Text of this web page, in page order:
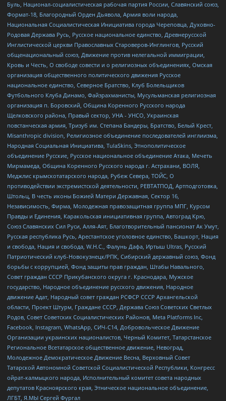
Буль, Национал-социалистическая рабочая партия России, Славянский союз,
Формат-18, Благородный Орден Дьявола, Армия воли народа,
Национальная Социалистическая Инициатива города Череповца, Духовно-
Родовая Держава Русь, Русское национальное единство, Древнерусской
Инглистической церкви Православных Староверов-Инглингов, Русский
общенациональный союз, Движение против нелегальной иммиграции,
Кровь и Честь, О свободе совести и о религиозных объединениях, Омская
организация общественного политического движения Русское
национальное единство, Северное Братство, Клуб Болельщиков
Футбольного Клуба Динамо, Файзрахманисты, Мусульманская религиозная
организация п. Боровский, Община Коренного Русского народа
Щелковского района, Правый сектор, УНА - УНСО, Украинская
повстанческая армия, Тризуб им. Степана Бандеры, Братство, Белый Крест,
Misanthropic division, Религиозное объединение последователей инглиизма,
Народная Социальная Инициатива, TulaSkins, Этнополитическое
объединение Русские, Русское национальное объединение Атака, Мечеть
Мирмамеда, Община Коренного Русского народа г. Астрахани, ВОЛЯ,
Меджлис крымскотатарского народа, Рубеж Севера, ТОЙС, О
противодействии экстремистской деятельности, РЕВТАТПОД, Артподготовка,
Штольц, В честь иконы Божией Матери Державная, Сектор 16,
Независимость, Фирма, Молодежная правозащитная группа МПГ, Курсом
Правды и Единения, Каракольская инициативная группа, Автоград Крю,
Союз Славянских Сил Руси, Алля-Аят, Благотворительный пансионат Ак Умут,
Русская республика Русь, Арестантское уголовное единство, Башкорт, Нация
и свобода, Нация и свобода, W.H.С., Фалунь Дафа, Иртыш Ultras, Русский
Патриотический клуб-Новокузнецк/РПК, Сибирский державный союз, Фонд
борьбы с коррупцией, Фонд защиты прав граждан, Штабы Навального,
Совет граждан СССР Прикубанского округа г. Краснодара, Мужское
государство, Народное объединение русского движения, Народное
движение Адат, Народный совет граждан РСФСР СССР Архангельской
области, Проект Штурм, Граждане СССР, Держава Союз Советских Светлых
Родов, Совет Советских Социалистических Районов, Meta Platforms Inc,
Facebook, Instagram, WhatsApp, СИЧ-С14, Добровольческое Движение
Организации украинских националистов, Черный Комитет, Татарстанское
Региональное Всетатарское общественное движение, Невоград,
Молодежное Демократическое Движение Весна, Верховный Совет
Татарской Автономной Советской Социалистической Республики, Конгресс
ойрат-калмыцкого народа, Исполнительный комитет совета народных
депутатов Красноярского края, Этническое национальное объединение,
ЛГБТ, Я.МЫ Сергей Фургал